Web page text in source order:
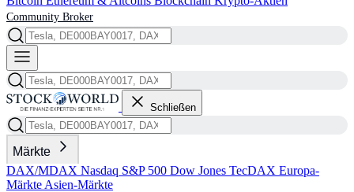
Community Broker
Schließen
Märkte
DAX/MDAX Nasdaq S&P 500 Dow Jones TecDAX Europa-
Märkte Asien-Märkte